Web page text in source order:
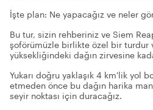
İşte plan: Ne yapacağız ve neler
Bu tur, sizin rehberiniz ve Siem
şoförümüzle birlikte özel bir turdur
yüksekliğindeki dağın zirvesine
Yukarı doğru yaklaşık 4 km'lik yol
etmeden önce bu dağın harika
seyir noktası için duracağız.